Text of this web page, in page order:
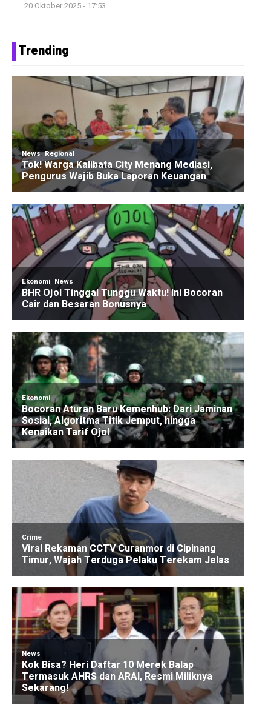
20 Oktober 2025 - 17:53
Trending